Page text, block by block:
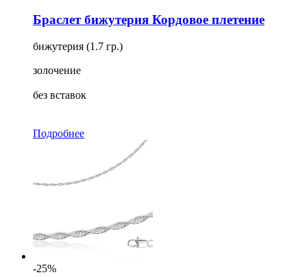
Браслет бижутерия Кордовое плетение
бижутерия (1.7 гр.)
золочение
без вставок
Подробнее
-25%